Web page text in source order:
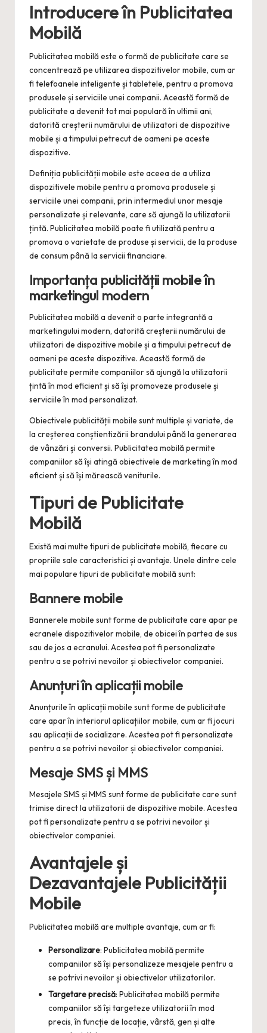
Introducere în Publicitatea
Mobilă
Publicitatea mobilă este o formă de publicitate care se
concentrează pe utilizarea dispozitivelor mobile, cum ar
fi telefoanele inteligente și tabletele, pentru a promova
produsele și serviciile unei companii. Această formă de
publicitate a devenit tot mai populară în ultimii ani,
datorită creșterii numărului de utilizatori de dispozitive
mobile și a timpului petrecut de oameni pe aceste
dispozitive.
Definiția publicității mobile este aceea de a utiliza
dispozitivele mobile pentru a promova produsele și
serviciile unei companii, prin intermediul unor mesaje
personalizate și relevante, care să ajungă la utilizatorii
țintă. Publicitatea mobilă poate fi utilizată pentru a
promova o varietate de produse și servicii, de la produse
de consum până la servicii financiare.
Importanța publicității mobile în
marketingul modern
Publicitatea mobilă a devenit o parte integrantă a
marketingului modern, datorită creșterii numărului de
utilizatori de dispozitive mobile și a timpului petrecut de
oameni pe aceste dispozitive. Această formă de
publicitate permite companiilor să ajungă la utilizatorii
țintă în mod eficient și să își promoveze produsele și
serviciile în mod personalizat.
Obiectivele publicității mobile sunt multiple și variate, de
la creșterea conștientizării brandului până la generarea
de vânzări și conversii. Publicitatea mobilă permite
companiilor să își atingă obiectivele de marketing în mod
eficient și să își mărească veniturile.
Tipuri de Publicitate
Mobilă
Există mai multe tipuri de publicitate mobilă, fiecare cu
propriile sale caracteristici și avantaje. Unele dintre cele
mai populare tipuri de publicitate mobilă sunt:
Bannere mobile
Bannerele mobile sunt forme de publicitate care apar pe
ecranele dispozitivelor mobile, de obicei în partea de sus
sau de jos a ecranului. Acestea pot fi personalizate
pentru a se potrivi nevoilor și obiectivelor companiei.
Anunțuri în aplicații mobile
Anunțurile în aplicații mobile sunt forme de publicitate
care apar în interiorul aplicațiilor mobile, cum ar fi jocuri
sau aplicații de socializare. Acestea pot fi personalizate
pentru a se potrivi nevoilor și obiectivelor companiei.
Mesaje SMS și MMS
Mesajele SMS și MMS sunt forme de publicitate care sunt
trimise direct la utilizatorii de dispozitive mobile. Acestea
pot fi personalizate pentru a se potrivi nevoilor și
obiectivelor companiei.
Avantajele și
Dezavantajele Publicității
Mobile
Publicitatea mobilă are multiple avantaje, cum ar fi:
Personalizare: Publicitatea mobilă permite
companiilor să își personalizeze mesajele pentru a
se potrivi nevoilor și obiectivelor utilizatorilor.
Targetare precisă: Publicitatea mobilă permite
companiilor să își targeteze utilizatorii în mod
precis, în funcție de locație, vârstă, gen și alte